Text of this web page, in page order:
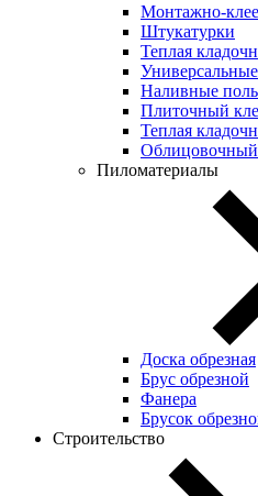
Монтажно-
Штукатурки
Теплая
Наливные
Плиточный
Теплая
Облицовочный
Пиломатериалы
Доска обрезная
Брус обрезной
Фанера
Брусок
Строительство